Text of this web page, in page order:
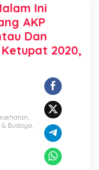
Ini
AKP
Dan
2020,
,
& Budaya,